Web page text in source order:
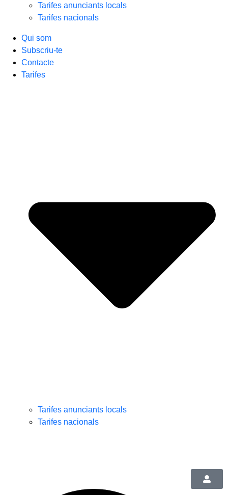
Tarifes anunciants locals
Tarifes nacionals
Qui som
Subscriu-te
Contacte
Tarifes
Tarifes anunciants locals
Tarifes nacionals